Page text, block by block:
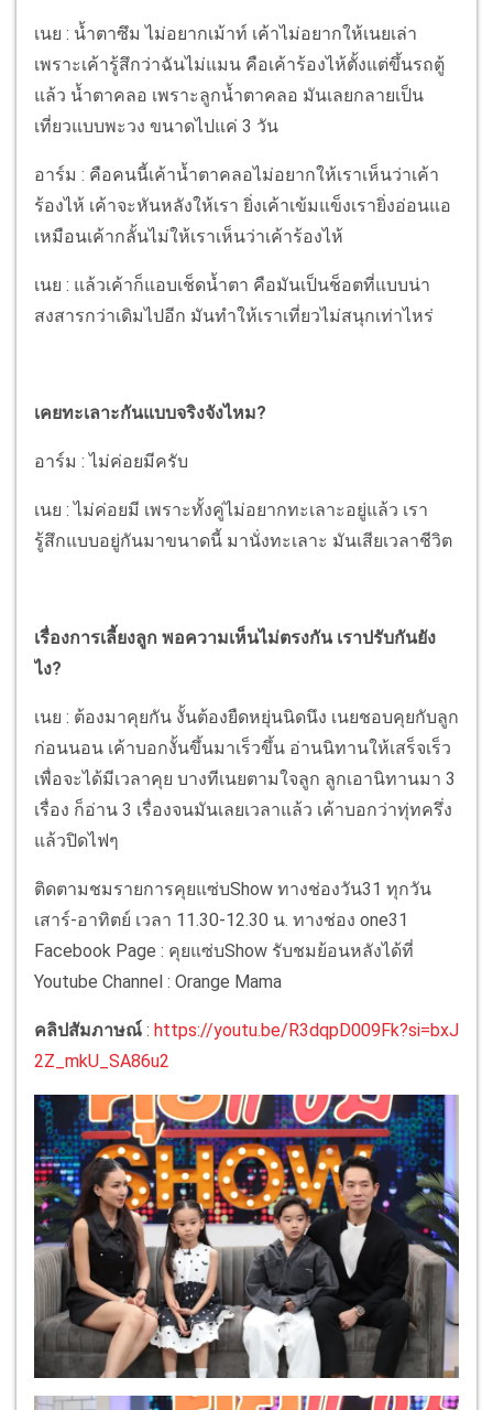
เนย : น้ำตาซึม ไม่อยากเม้าท์ เค้าไม่อยากให้เนยเล่า
เพราะเค้ารู้สึกว่าฉันไม่แมน คือเค้าร้องไห้ตั้งแต่ขึ้นรถตู้
แล้ว น้ำตาคลอ เพราะลูกน้ำตาคลอ มันเลยกลายเป็น
เที่ยวแบบพะวง ขนาดไปแค่ 3 วัน
อาร์ม : คือคนนี้เค้าน้ำตาคลอไม่อยากให้เราเห็นว่าเค้า
ร้องไห้ เค้าจะหันหลังให้เรา ยิ่งเค้าเข้มแข็งเรายิ่งอ่อนแอ
เหมือนเค้ากลั้นไม่ให้เราเห็นว่าเค้าร้องไห้
เนย : แล้วเค้าก็แอบเช็ดน้ำตา คือมันเป็นช็อตที่แบบน่า
สงสารกว่าเดิมไปอีก มันทำให้เราเที่ยวไม่สนุกเท่าไหร่
เคยทะเลาะกันแบบจริงจังไหม?
อาร์ม : ไม่ค่อยมีครับ
เนย : ไม่ค่อยมี เพราะทั้งคู่ไม่อยากทะเลาะอยู่แล้ว เรา
รู้สึกแบบอยู่กันมาขนาดนี้ มานั่งทะเลาะ มันเสียเวลาชีวิต
เรื่องการเลี้ยงลูก พอความเห็นไม่ตรงกัน เราปรับกันยัง
ไง?
เนย : ต้องมาคุยกัน งั้นต้องยืดหยุ่นนิดนึง เนยชอบคุยกับลูก
ก่อนนอน เค้าบอกงั้นขึ้นมาเร็วขึ้น อ่านนิทานให้เสร็จเร็ว
เพื่อจะได้มีเวลาคุย บางทีเนยตามใจลูก ลูกเอานิทานมา 3
เรื่อง ก็อ่าน 3 เรื่องจนมันเลยเวลาแล้ว เค้าบอกว่าทุ่ทครึ่ง
แล้วปิดไฟๆ
ติดตามชมรายการคุยแซ่บShow ทางช่องวัน31 ทุกวัน
เสาร์-อาทิตย์ เวลา 11.30-12.30 น. ทางช่อง one31
Facebook Page : คุยแซ่บShow รับชมย้อนหลังได้ที่
Youtube Channel : Orange Mama
คลิปสัมภาษณ์ : https://youtu.be/R3dqpD009Fk?si=bxJ
2Z_mkU_SA86u2